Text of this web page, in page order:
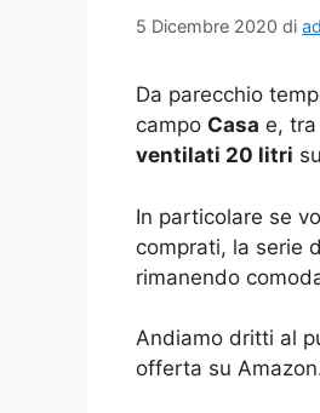
5 Dicembre 2020 di
Da parecchio
campo Casa e,
ventilati 20 litri
In particolare se
comprati, la serie
rimanendo
Andiamo dritti al
offerta su